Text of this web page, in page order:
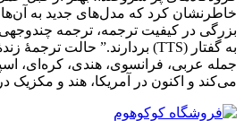
خاطرنشان کرد که مدل‌های جدید به آن‌ها
بزرگی در کیفیت ترجمه، ترجمه
جمله عربی، فرانسوی، هندی، کره‌ای،
می‌کند و اکنون در آمریکا، هند و